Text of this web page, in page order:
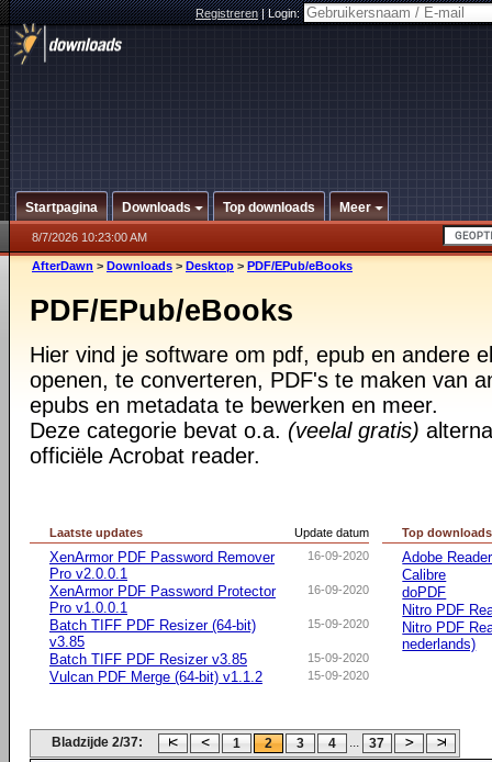
Registreren|Login:
Startpagina Downloads Top downloads Meer
8/7/2026 10:23:00 AM
AfterDawn > Downloads > Desktop > PDF/EPub/eBooks
PDF/EPub/eBooks
Hier vind je software om pdf, epub en andere
openen, te converteren, PDF's te maken van
epubs en metadata te bewerken en meer.
Deze categorie bevat o.a. (veelal gratis)
officiële Acrobat reader.
Update datum
Laatste updates
16-09-2020
XenArmor PDF Password Remover
Pro v2.0.0.1
16-09-2020
XenArmor PDF Password Protector
Pro v1.0.0.1
15-09-2020
Batch TIFF PDF Resizer (64-bit)
v3.85
15-09-2020
Batch TIFF PDF Resizer v3.85
15-09-2020
Vulcan PDF Merge (64-bit) v1.1.2
Top downloads
Adobe
Calibre
doPDF
Nitro PDF
Nitro PDF
nederlands)
Bladzijde 2/37: 1 2 3 4 ... 37